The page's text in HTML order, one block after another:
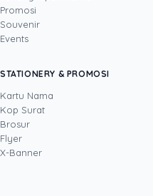
DITULIS OLEH
Uprint.id, pakar
20 tahun yang
sekaligus:
(offset, digital
marketing, serta
memahami
produksi sampai
Promosi
Souvenir
Events
STATIONERY & PROMOSI
Kartu Nama
Kop Surat
Brosur
Flyer
X-Banner